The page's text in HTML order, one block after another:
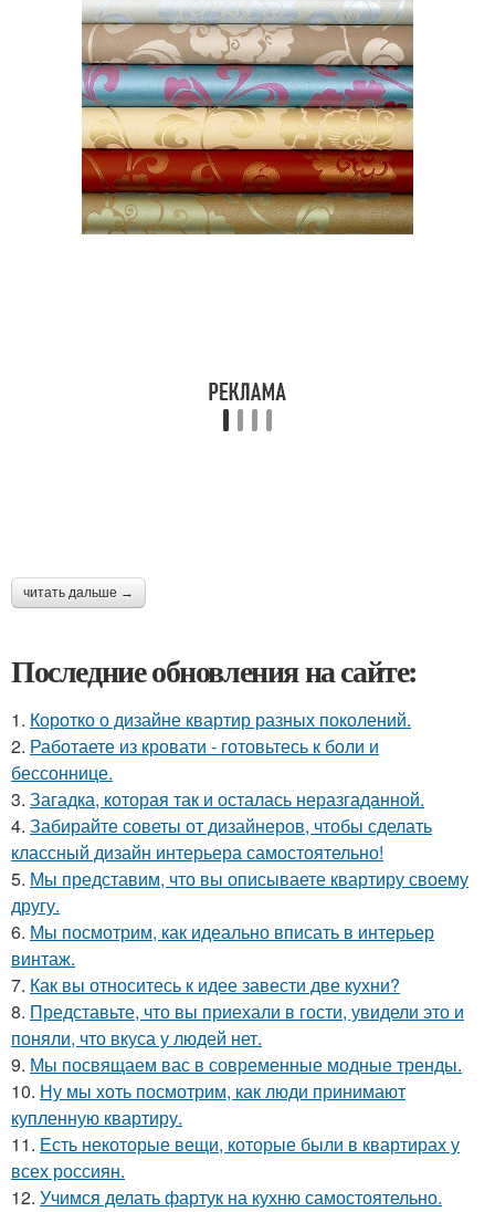
читать дальше →
Последние обновления на сайте:
1. Коротко о дизайне квартир разных поколений.
2. Работаете из кровати - готовьтесь к боли и
бессоннице.
3. Загадка, которая так и осталась неразгаданной.
4. Забирайте советы от дизайнеров, чтобы сделать
классный дизайн интерьера самостоятельно!
5. Мы представим, что вы описываете квартиру своему
другу.
6. Мы посмотрим, как идеально вписать в интерьер
винтаж.
7. Как вы относитесь к идее завести две кухни?
8. Представьте, что вы приехали в гости, увидели это и
поняли, что вкуса у людей нет.
9. Мы посвящаем вас в современные модные тренды.
10. Ну мы хоть посмотрим, как люди принимают
купленную квартиру.
11. Есть некоторые вещи, которые были в квартирах у
всех россиян.
12. Учимся делать фартук на кухню самостоятельно.